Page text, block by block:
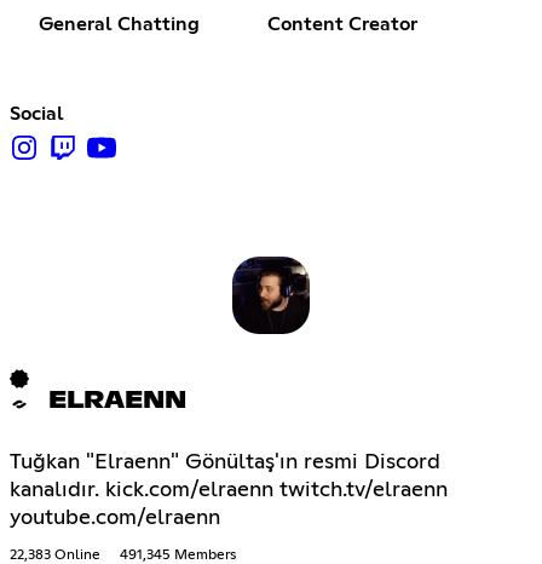
General Chatting Content Creator
Social
ELRAENN
Tuğkan "Elraenn" Gönültaş'ın resmi Discord
kanalıdır. kick.com/elraenn twitch.tv/elraenn
youtube.com/elraenn
22,383 Online 491,345 Members